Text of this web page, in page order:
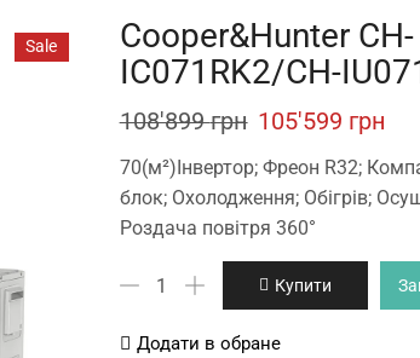
Sale
Cooper&Hunter CH-
IC071RK2/CH-
108'899грн Original
price
was:
108'899 грн.
105'599 грн
is:
70(м²)Інвертор; Фреон R32;
блок; Охолодження; Обігрів;
Роздача повітря 360°
Cooper&Hunter
IC071RK2/CH-
Купити
Додати в обране